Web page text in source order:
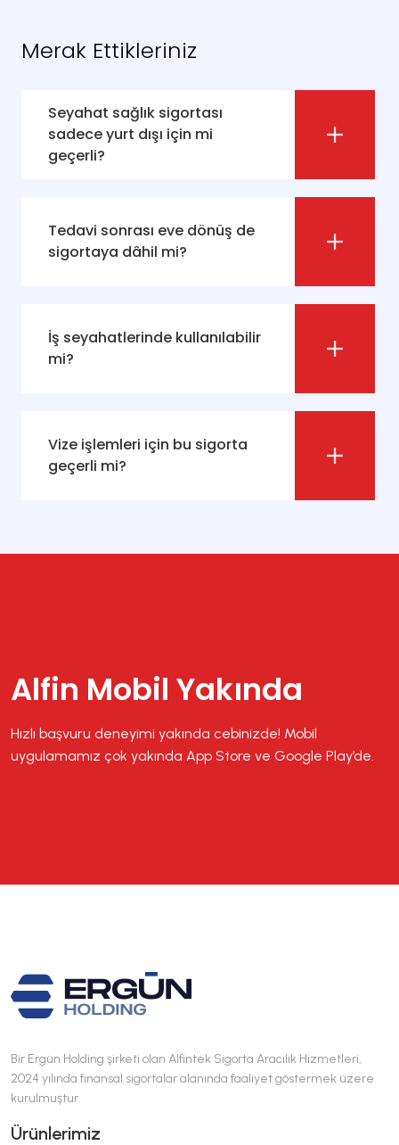
Merak Ettikleriniz
Seyahat sağlık sigortası
sadece yurt dışı için mi
geçerli?
Tedavi sonrası eve dönüş de
sigortaya dâhil mi?
İş seyahatlerinde kullanılabilir
mi?
Vize işlemleri için bu sigorta
geçerli mi?
Alfin Mobil Yakında
Hızlı başvuru deneyimi yakında cebinizde! Mobil
uygulamamız çok yakında App Store ve Google Play’de.
Bir Ergün Holding şirketi olan Alfintek Sigorta Aracılık Hizmetleri,
2024 yılında finansal sigortalar alanında faaliyet göstermek üzere
kurulmuştur.
Ürünlerimiz